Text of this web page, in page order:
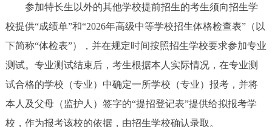
北京概况 十六区概览 人文北京
绿色北京 图说北京 视频北京
多语种
ENGLISH 한국어 日本語
参加特长生以外的其他学校提前招生的考生须向招生学
校提供“成绩单”和“2026年高级中等学校招生体格检查表”（以
下简称“体检表”），并在规定时间按照招生学校要求参加专业
测试。专业测试结束后，考生根据本人实际情况，在专业测
试合格的学校（专业）中确定一所学校（专业）报考，并将
本人及父母（监护人）签字的“提招登记表”提供给拟报考学
校，作为报考该校的依据，由招生学校确认录取。